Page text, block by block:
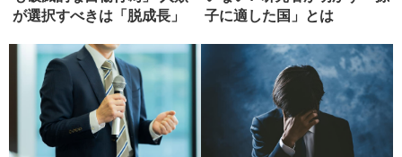
が選択すべきは「脱成長」
子に適した国」とは